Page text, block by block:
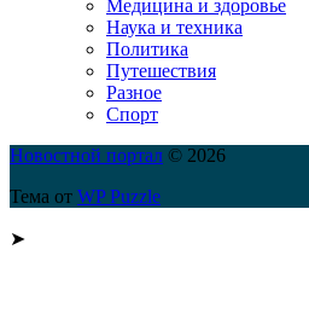
Медицина и здоровье
Наука и техника
Политика
Путешествия
Разное
Спорт
Новостной портал © 2026
Тема от WP Puzzle
➤